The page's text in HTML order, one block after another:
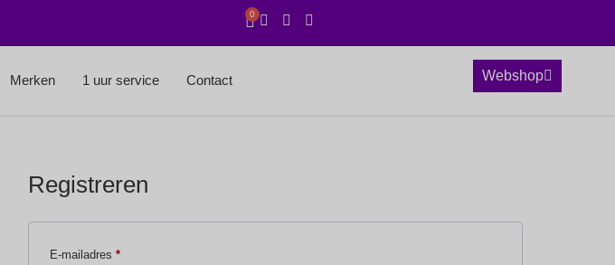
0
Merken 1 uur service Contact Webshop
Registreren
E-mailadres *